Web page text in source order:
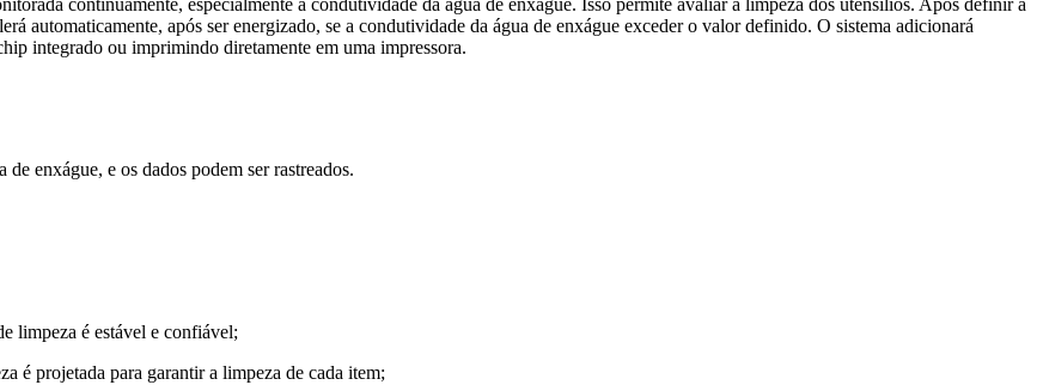
continuamente, especialmente a condutividade da água de enxágue. Isso permite avaliar a limpeza dos utensílios. Após definir a
automaticamente, após ser energizado, se a condutividade da água de enxágue exceder o valor definido. O sistema adicionará
integrado ou imprimindo diretamente em uma impressora.
enxágue, e os dados podem ser rastreados.
limpeza é estável e confiável;
é projetada para garantir a limpeza de cada item;